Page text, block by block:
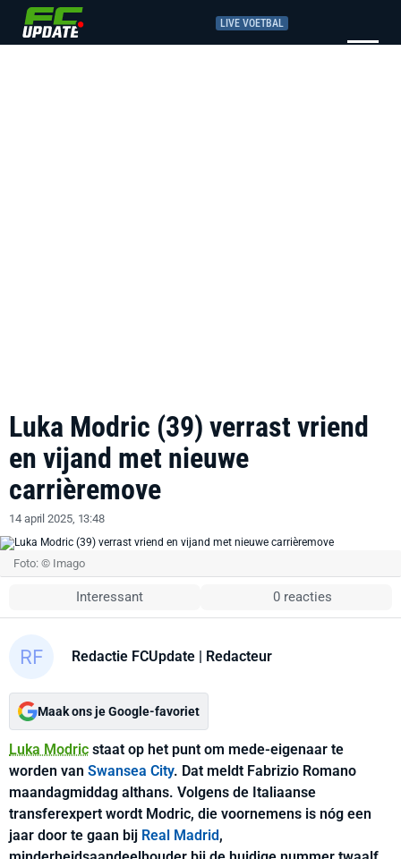
LIVE VOETBAL
Luka Modric (39) verrast vriend
en vijand met nieuwe
carrièremove
14 april 2025, 13:48
Foto: © Imago
Interessant 0 reacties
Redactie FCUpdate | Redacteur
Maak ons je Google-favoriet
Luka Modric staat op het punt om mede-eigenaar te
worden van Swansea City. Dat meldt Fabrizio Romano
maandagmiddag althans. Volgens de Italiaanse
transferexpert wordt Modric, die voornemens is nóg een
jaar door te gaan bij Real Madrid,